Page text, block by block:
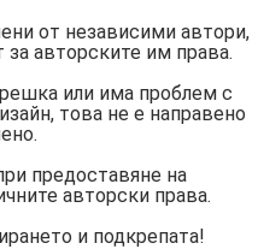
от независими автори,
авторските им права.
или има проблем с
това не е направено
предоставяне на
авторски права.
и подкрепата!